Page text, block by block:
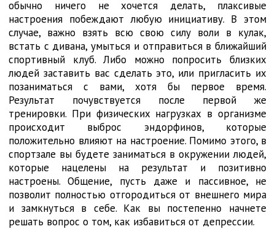
обычно ничего не хочется делать, плаксивые
настроения побеждают любую инициативу. В этом
случае, важно взять всю свою силу воли в кулак,
встать с дивана, умыться и отправиться в ближайший
спортивный клуб. Либо можно попросить близких
людей заставить вас сделать это, или пригласить их
позаниматься с вами, хотя бы первое время.
Результат почувствуется после первой же
тренировки. При физических нагрузках в организме
происходит выброс эндорфинов, которые
положительно влияют на настроение. Помимо этого, в
спортзале вы будете заниматься в окружении людей,
которые нацелены на результат и позитивно
настроены. Общение, пусть даже и пассивное, не
позволит полностью отгородиться от внешнего мира
и замкнуться в себе. Как вы постепенно начнете
решать вопрос о том, как избавиться от депрессии.